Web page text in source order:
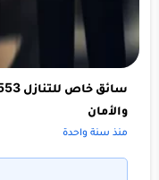
والأمان
منذ سنة واحدة